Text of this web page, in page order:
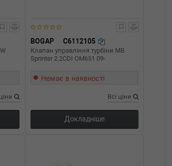
BOGAP C6112105
Клапан управління турбіни MB
Sprinter 2.2CDI OM651 09-
Немає в наявності
Всі ціни
Докладніше